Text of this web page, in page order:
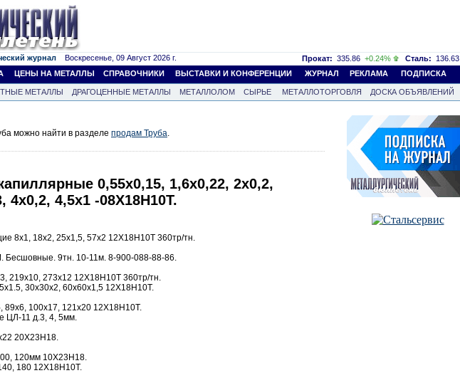
журнал Воскресенье, 09 Август 2026 г. Прокат: 335.86 +0.24% Сталь: 136.63
ЦЕНЫ НА МЕТАЛЛЫ СПРАВОЧНИКИ ВЫСТАВКИ И КОНФЕРЕНЦИИ ЖУРНАЛ РЕКЛАМА ПОДПИСКА
МЕТАЛЛЫ ДРАГОЦЕННЫЕ МЕТАЛЛЫ МЕТАЛЛОЛОМ СЫРЬЕ МЕТАЛЛОТОРГОВЛЯ
ДОСКА ОБЪЯВЛЕНИЙ
можно найти в разделе продам Труба.
0,55х0,15, 1,6х0,22, 2х0,2,
4х0,2, 4,5х1 -08Х18Н10Т.
8х1, 18х2, 25х1,5, 57х2 12Х18Н10Т 360тр/тн.
9тн. 10-11м. 8-900-088-88-86.
219х10, 273х12 12Х18Н10Т 360тр/тн.
30х30х2, 60х60х1,5 12Х18Н10Т.
100х17, 121х20 12Х18Н10Т.
ЦЛ-11 д.3, 4, 5мм.
20Х23Н18.
120мм 10Х23Н18.
180 12Х18Н10Т.